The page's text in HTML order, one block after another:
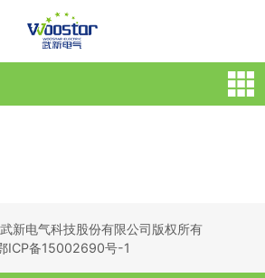
新电气科技股份有限公司版权所有
ICP备15002690号-1